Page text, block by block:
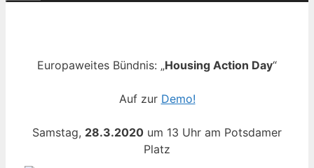
Europaweites Bündnis: „Housing Action Day“
Auf zur Demo!
Samstag, 28.3.2020 um 13 Uhr am Potsdamer
Platz